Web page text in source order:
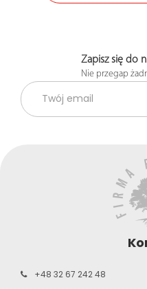
Zapisz się do
Nie przegap
+48 32 67 242 48